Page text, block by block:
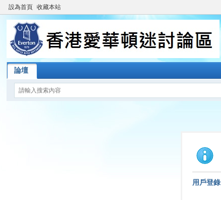
設為首頁 收藏本站
論壇
用戶登錄